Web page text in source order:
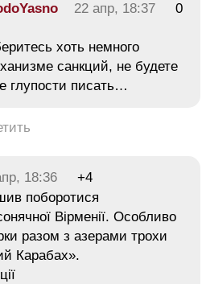
22 апр, 18:37 0
хоть немного
санкций, не будете
глупости писать…
18:36
+4
поборотися
Вірменії. Особливо
разом з азерами трохи
Карабах».